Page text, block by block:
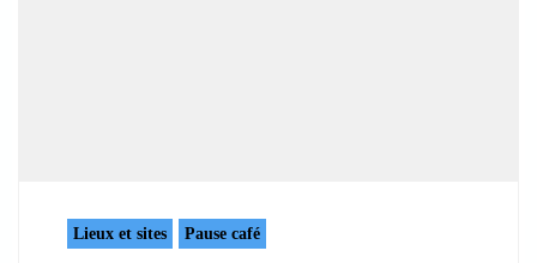
Lieux et sites Pause café